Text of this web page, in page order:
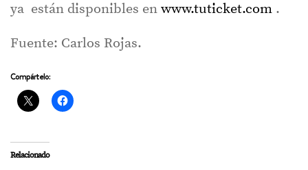
ya están disponibles en www.tuticket.com .
Fuente: Carlos Rojas.
Compártelo:
Relacionado